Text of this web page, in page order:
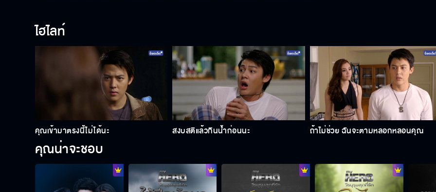
ไฮไลท์
คุณเข้ามาตรงนี้ไม่ได้นะ สงบสติแล้วกินน้ำก่อนนะ ถ้าไม่ช่วย ฉันจะตามหลอกหลอนคุณ
คุณน่าจะชอบ